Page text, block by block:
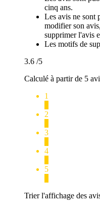
cinq ans.
Les avis ne sont
modifier son
supprimer l'avis
Les motifs de
3.6 /5
Calculé à partir de 5
1
2
3
4
5
Trier l'affichage des